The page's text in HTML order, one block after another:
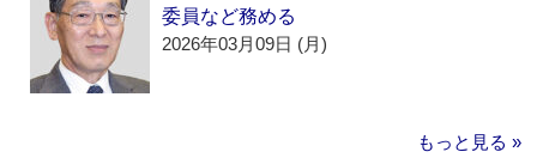
委員など務める
2026年03月09日 (月)
もっと見る »